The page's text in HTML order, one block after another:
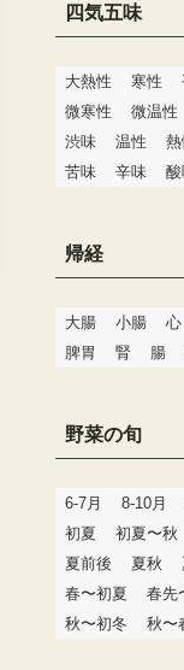
四気五味
大熱性 寒性
微寒性
微温性
渋味
温性 熱
苦味
辛味
帰経
大腸 小腸 心
脾胃
腎 腸
野菜の旬
6-7月 8-10月
初夏
初夏〜秋
夏前後
夏秋
春〜初夏
春先
秋〜初冬
秋〜